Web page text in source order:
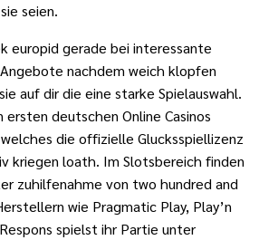
seien.
europid gerade bei interessante
nachdem weich klopfen
auf dir die eine starke Spielauswahl.
ersten deutschen Online Casinos
die offizielle Glucksspiellizenz
kriegen loath. Im Slotsbereich finden
zuhilfenahme von two hundred and
wie Pragmatic Play, Play’n
spielst ihr Partie unter